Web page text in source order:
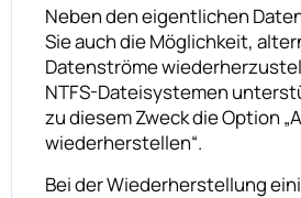
Neben den eigentlichen
Sie auch die Möglichkeit,
Datenströme
NTFS-Dateisystemen
zu diesem Zweck die Option
wiederherstellen“.
Bei der Wiederherstellung